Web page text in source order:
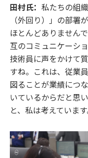
田村氏： 私たちの組
（外回り）」の部署
ほとんどありません
互のコミュニケーシ
技術員に声をかけて
すね。これは、従業
図ることが業績につ
いているからだと思
と、私は考えています